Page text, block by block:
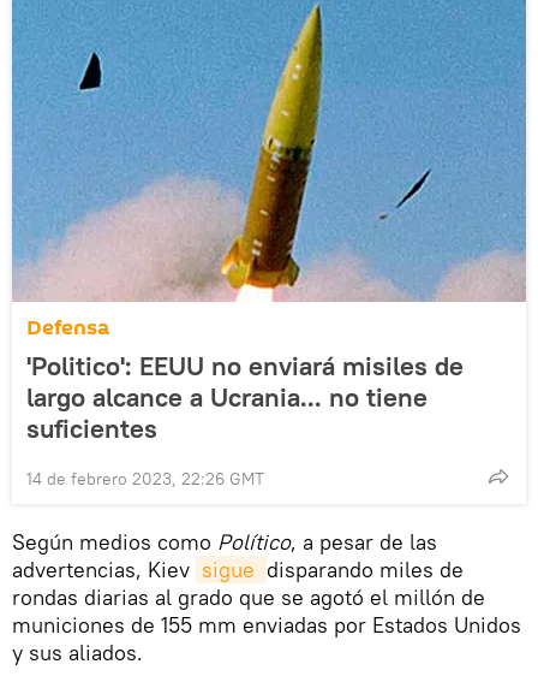
Defensa
'Politico': EEUU no enviará misiles de
largo alcance a Ucrania... no tiene
suficientes
14 de febrero 2023, 22:26 GMT
Según medios como Político, a pesar de las
advertencias, Kiev sigue disparando miles de
rondas diarias al grado que se agotó el millón de
municiones de 155 mm enviadas por Estados Unidos
y sus aliados.